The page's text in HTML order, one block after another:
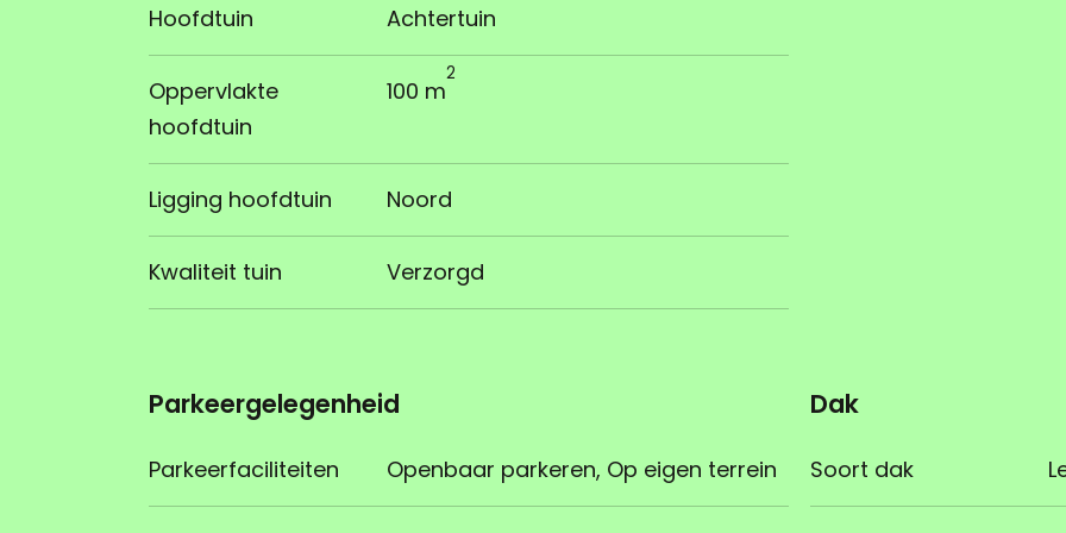
Hoofdtuin Achtertuin
Oppervlakte
hoofdtuin
100 m
2
Ligging hoofdtuin Noord
Kwaliteit tuin Verzorgd
Parkeergelegenheid
Parkeerfaciliteiten Openbaar parkeren, Op eigen terrein
Dak
Soort dak